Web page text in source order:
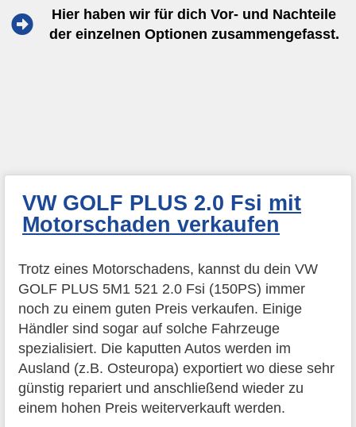
Hier haben wir für dich Vor- und Nachteile
der einzelnen Optionen zusammengefasst.
VW GOLF PLUS 2.0 Fsi mit
Motorschaden verkaufen
Trotz eines Motorschadens, kannst du dein VW
GOLF PLUS 5M1 521 2.0 Fsi (150PS) immer
noch zu einem guten Preis verkaufen. Einige
Händler sind sogar auf solche Fahrzeuge
spezialisiert. Die kaputten Autos werden im
Ausland (z.B. Osteuropa) exportiert wo diese sehr
günstig repariert und anschließend wieder zu
einem hohen Preis weiterverkauft werden.